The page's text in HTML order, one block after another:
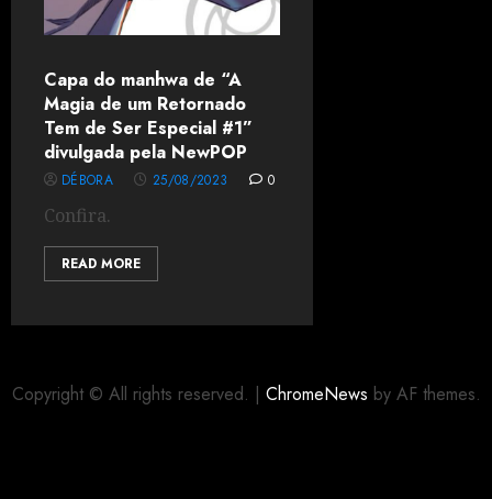
Capa do manhwa de “A
Magia de um Retornado
Tem de Ser Especial #1”
divulgada pela NewPOP
DÉBORA 25/08/2023 0
Confira.
READ MORE
Copyright © All rights reserved. | ChromeNews by AF themes.